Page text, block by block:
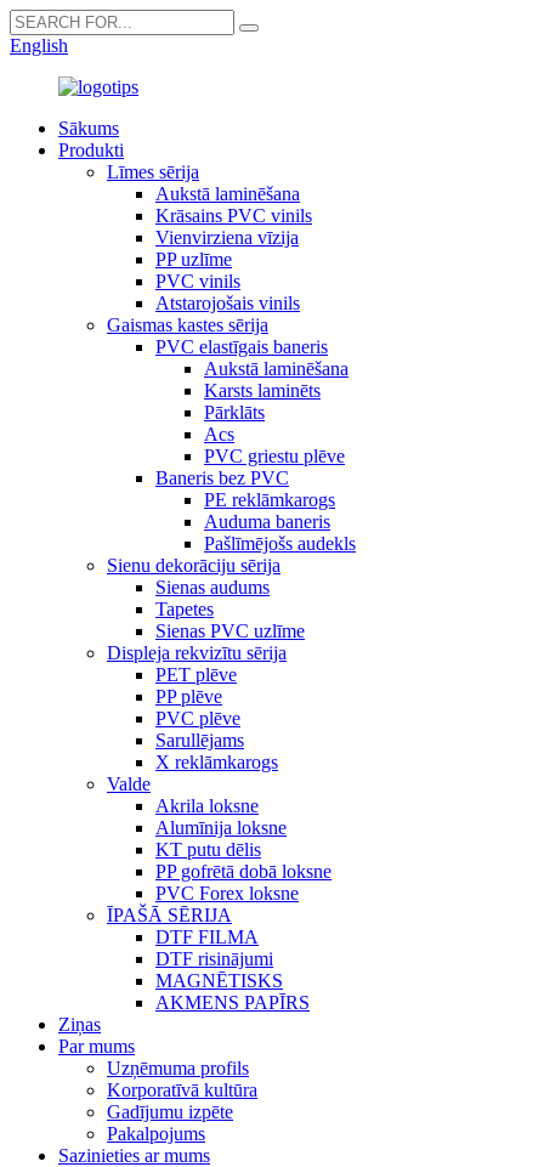
English
Sākums
Produkti
Līmes sērija
Aukstā laminēšana
Krāsains PVC vinils
Vienvirziena vīzija
PP uzlīme
PVC vinils
Atstarojošais vinils
Gaismas kastes sērija
PVC elastīgais baneris
Aukstā laminēšana
Karsts laminēts
Pārklāts
Acs
PVC griestu plēve
Baneris bez PVC
PE reklāmkarogs
Auduma baneris
Pašlīmējošs audekls
Sienu dekorāciju sērija
Sienas audums
Tapetes
Sienas PVC uzlīme
Displeja rekvizītu sērija
PET plēve
PP plēve
PVC plēve
Sarullējams
X reklāmkarogs
Valde
Akrila loksne
Alumīnija loksne
KT putu dēlis
PP gofrētā dobā loksne
PVC Forex loksne
ĪPAŠĀ SĒRIJA
DTF FILMA
DTF risinājumi
MAGNĒTISKS
AKMENS PAPĪRS
Ziņas
Par mums
Uzņēmuma profils
Korporatīvā kultūra
Gadījumu izpēte
Pakalpojums
Sazinieties ar mums